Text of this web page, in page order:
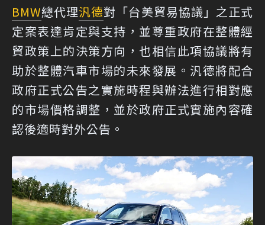
BMW總代理汎德對「台美貿易協議」之正式
定案表達肯定與支持，並尊重政府在整體經
貿政策上的決策方向，也相信此項協議將有
助於整體汽車市場的未來發展。汎德將配合
政府正式公告之實施時程與辦法進行相對應
的市場價格調整，並於政府正式實施內容確
認後適時對外公告。